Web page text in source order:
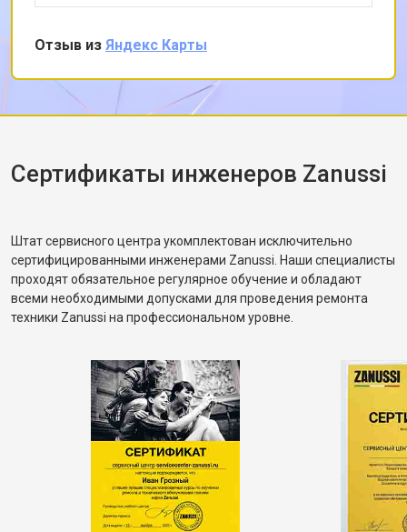
от 2100 ₽ Заказать
Замена приводного ремня
снял заднюю панель и показал, что ремень
частично порвался и проскальзывал.
Заменил ремень без лишних разговоров,
после чего протестировал в режиме стирки и
убедился, что вращение барабана
корректное. Рассказал, как правильно
разбалансировка.
Отзыв из Яндекс Карты
Сертификаты инженеров Zanussi
Штат сервисного центра укомплектован исключительно
сертифицированными инженерами Zanussi. Наши специалисты
проходят обязательное регулярное обучение и обладают
всеми необходимыми допусками для проведения ремонта
техники Zanussi на профессиональном уровне.